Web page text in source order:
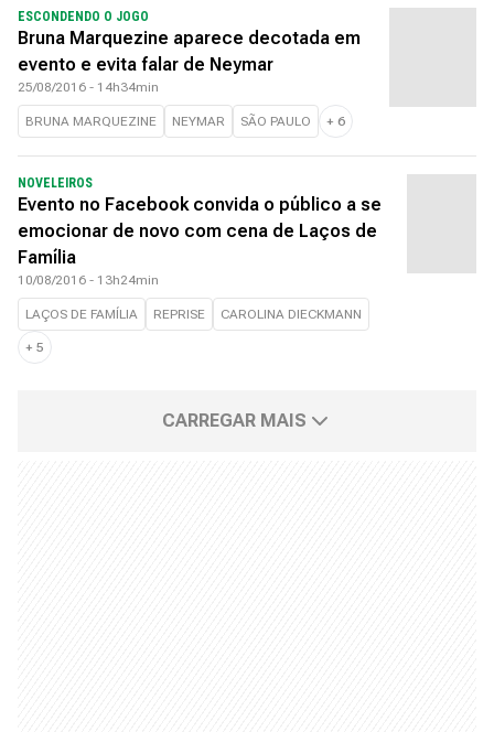
ESCONDENDO O JOGO
Bruna Marquezine aparece decotada em
evento e evita falar de Neymar
25/08/2016 - 14h34min
BRUNA MARQUEZINE NEYMAR SÃO PAULO + 6
NOVELEIROS
Evento no Facebook convida o público a se
emocionar de novo com cena de Laços de
Família
10/08/2016 - 13h24min
LAÇOS DE FAMÍLIA REPRISE CAROLINA DIECKMANN
+ 5
CARREGAR MAIS